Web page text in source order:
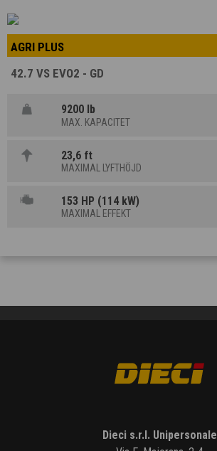
AGRI PLUS
42.7 VS EVO2 - GD
9200 lb
MAX. KAPACITET
23,6 ft
MAXIMAL LYFTHÖJD
153 HP (114 kW)
MAXIMAL EFFEKT
Dieci s.r.l. Unipersonale